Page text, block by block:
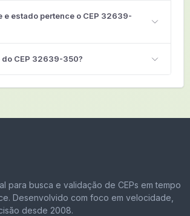
e estado pertence o CEP 32639-
do CEP 32639-350?
para busca e validação de CEPs em tempo
Desenvolvido com foco em velocidade,
desde 2008.